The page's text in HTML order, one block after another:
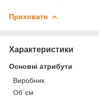
Приховати
Характеристики
Основні атрибути
Виробник
Об`єм